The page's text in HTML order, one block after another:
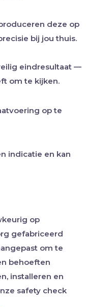
deze op
bij jou thuis.
eindresultaat —
om te kijken.
op te
indicatie en kan
op
gefabriceerd
om te
behoeften
installeren en
safety check